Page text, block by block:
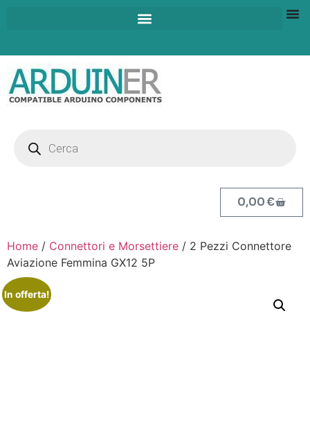
0,00€
Home / Connettori e Morsettiere / 2 Pezzi Connettore
Aviazione Femmina GX12 5P
In offerta!